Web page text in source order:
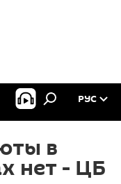
РУС
в
нет - ЦБ